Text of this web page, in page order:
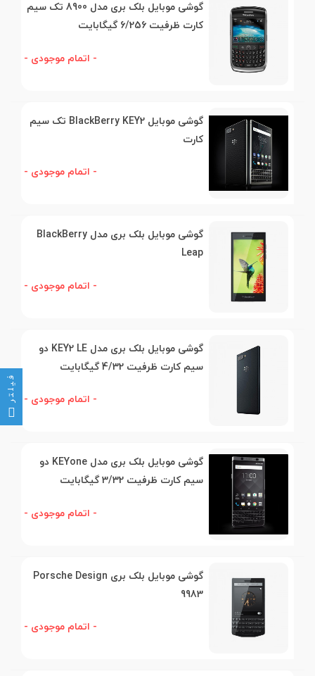
گوشی موبایل بلک بری مدل 8900 تک سیم
کارت ظرفیت 6/256 گیگابایت
- اتمام موجودی -
گوشی موبایل BlackBerry KEY2 تک سیم
کارت
- اتمام موجودی -
گوشی موبایل بلک بری مدل BlackBerry
Leap
- اتمام موجودی -
گوشی موبایل بلک بری مدل KEY2 LE دو
سیم کارت ظرفیت 4/32 گیگابایت
- اتمام موجودی -
گوشی موبایل بلک بری مدل KEYone دو
سیم کارت ظرفیت 3/32 گیگابایت
- اتمام موجودی -
گوشی موبایل بلک بری Porsche Design
9983
- اتمام موجودی -
فیلتر